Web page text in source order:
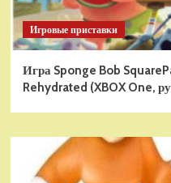
Игровые приставки
Игра Sponge Bob
Rehydrated (XBOX One,